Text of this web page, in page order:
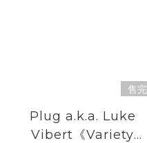
售完
Plug a.k.a. Luke
Vibert《Variety